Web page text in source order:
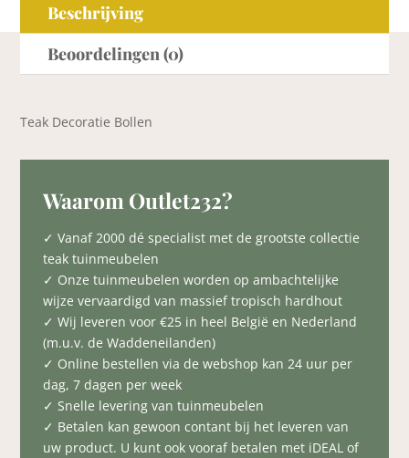
Beschrijving
Beoordelingen (0)
Teak Decoratie Bollen
Waarom Outlet232?
✓ Vanaf 2000 dé specialist met de grootste collectie
teak tuinmeubelen
✓ Onze tuinmeubelen worden op ambachtelijke
wijze vervaardigd van massief tropisch hardhout
✓ Wij leveren voor €25 in heel België en Nederland
(m.u.v. de Waddeneilanden)
✓ Online bestellen via de webshop kan 24 uur per
dag, 7 dagen per week
✓ Snelle levering van tuinmeubelen
✓ Betalen kan gewoon contant bij het leveren van
uw product. U kunt ook vooraf betalen met iDEAL of